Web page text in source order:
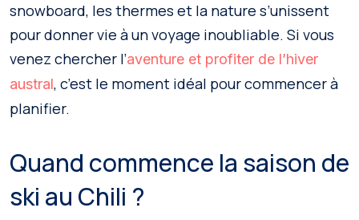
snowboard, les thermes et la nature s’unissent
pour donner vie à un voyage inoubliable. Si vous
venez chercher l’aventure et profiter de l’hiver
austral, c’est le moment idéal pour commencer à
planifier.
Quand commence la saison de
ski au Chili ?